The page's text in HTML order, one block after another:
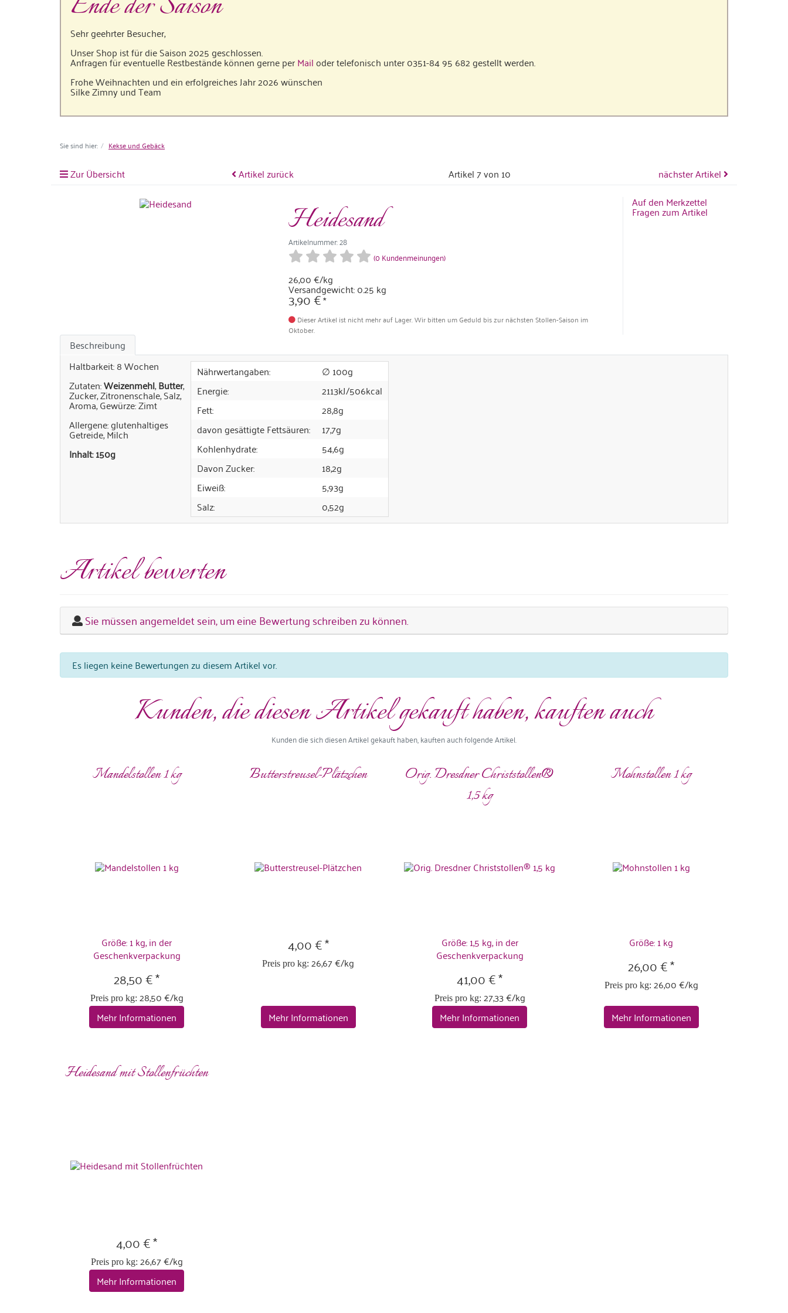
Sehr geehrter Besucher,
Unser Shop ist für die Saison 2025 geschlossen.
Anfragen für eventuelle Restbestände können gerne perMailoder telefonisch unter 0351-84 95 682 gestellt werden.
Frohe Weihnachten und ein erfolgreiches Jahr 2026 wünschen
Silke Zimny und Team
Sie sind hier: Kekse und Gebäck
Zur Übersicht Artikel zurück Artikel 7 von 10 nächster Artikel
Heidesand
Artikelnummer: 28
(0 Kundenmeinungen)
26,00 €/kg
Versandgewicht: 0.25 kg
3,90 €*
Dieser Artikel ist nicht mehr auf Lager. Wir bitten um Geduld bis zur nächsten Stollen-Saison im
Oktober.
Auf den Merkzettel
Fragen zum Artikel
Beschreibung
Nährwertangaben:
∅ 100g
Energie:
2113kJ/506kcal
Fett:
28,8g
davon gesättigte Fettsäuren:
17,7g
Kohlenhydrate:
54,6g
Davon Zucker:
18,2g
Eiweiß:
5,93g
Salz:
0,52g
Haltbarkeit: 8 Wochen
Zutaten:Weizenmehl,Butter,
Zucker, Zitronenschale, Salz,
Aroma, Gewürze: Zimt
Allergene: glutenhaltiges
Getreide, Milch
Inhalt: 150g
Artikel bewerten
Sie müssen angemeldet sein, um eine Bewertung schreiben zu können.
Es liegen keine Bewertungen zu diesem Artikel vor.
Kunden, die diesen Artikel gekauft haben, kauften auch
Kunden die sich diesen Artikel gekauft haben, kauften auch folgende Artikel.
Mandelstollen 1 kg
Größe: 1 kg, in der
Geschenkverpackung
28,50 € *
Preis pro kg: 28,50 €/kg
Mehr Informationen
Butterstreusel-Plätzchen
4,00 € *
Preis pro kg: 26,67 €/kg
Mehr Informationen
Orig. Dresdner Christstollen®
1,5 kg
Größe: 1,5 kg, in der
Geschenkverpackung
41,00 € *
Preis pro kg: 27,33 €/kg
Mehr Informationen
Mohnstollen 1 kg
Größe: 1 kg
26,00 € *
Preis pro kg: 26,00 €/kg
Mehr Informationen
Heidesand mit Stollenfrüchten
4,00 € *
Preis pro kg: 26,67 €/kg
Mehr Informationen